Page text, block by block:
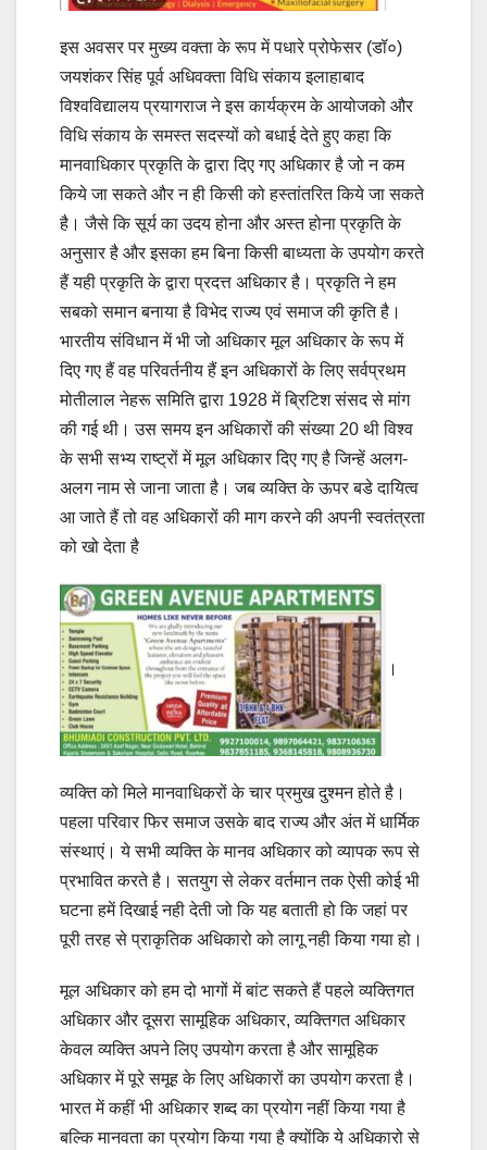
इस अवसर पर मुख्य वक्ता के रूप में पधारे प्रोफेसर (डॉ०)
जयशंकर सिंह पूर्व अधिवक्ता विधि संकाय इलाहाबाद
विश्वविद्यालय प्रयागराज ने इस कार्यक्रम के आयोजको और
विधि संकाय के समस्त सदस्यों को बधाई देते हुए कहा कि
मानवाधिकार प्रकृति के द्वारा दिए गए अधिकार है जो न कम
किये जा सकते और न ही किसी को हस्तांतरित किये जा सकते
है। जैसे कि सूर्य का उदय होना और अस्त होना प्रकृति के
अनुसार है और इसका हम बिना किसी बाध्यता के उपयोग करते
हैं यही प्रकृति के द्वारा प्रदत्त अधिकार है। प्रकृति ने हम
सबको समान बनाया है विभेद राज्य एवं समाज की कृति है।
भारतीय संविधान में भी जो अधिकार मूल अधिकार के रूप में
दिए गए हैं वह परिवर्तनीय हैं इन अधिकारों के लिए सर्वप्रथम
मोतीलाल नेहरू समिति द्वारा 1928 में ब्रिटिश संसद से मांग
की गई थी। उस समय इन अधिकारों की संख्या 20 थी विश्व
के सभी सभ्य राष्ट्रों में मूल अधिकार दिए गए है जिन्हें अलग-
अलग नाम से जाना जाता है। जब व्यक्ति के ऊपर बडे दायित्व
आ जाते हैं तो वह अधिकारों की माग करने की अपनी स्वतंत्रता
को खो देता है
।
व्यक्ति को मिले मानवाधिकरों के चार प्रमुख दुश्मन होते है।
पहला परिवार फिर समाज उसके बाद राज्य और अंत में धार्मिक
संस्थाएं। ये सभी व्यक्ति के मानव अधिकार को व्यापक रूप से
प्रभावित करते है। सतयुग से लेकर वर्तमान तक ऐसी कोई भी
घटना हमें दिखाई नही देती जो कि यह बताती हो कि जहां पर
पूरी तरह से प्राकृतिक अधिकारो को लागू नही किया गया हो।
मूल अधिकार को हम दो भागों में बांट सकते हैं पहले व्यक्तिगत
अधिकार और दूसरा सामूहिक अधिकार, व्यक्तिगत अधिकार
केवल व्यक्ति अपने लिए उपयोग करता है और सामूहिक
अधिकार में पूरे समूह के लिए अधिकारों का उपयोग करता है।
भारत में कहीं भी अधिकार शब्द का प्रयोग नहीं किया गया है
बल्कि मानवता का प्रयोग किया गया है क्योंकि ये अधिकारो से